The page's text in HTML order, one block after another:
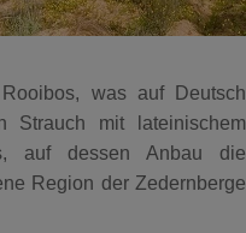
was auf Deutsch
Strauch mit lateinischem
auf dessen Anbau die
Region der Zedernberge